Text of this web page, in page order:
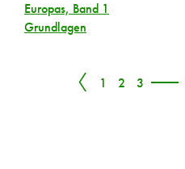
Europas, Band 1
Grundlagen
〈 1 2 3